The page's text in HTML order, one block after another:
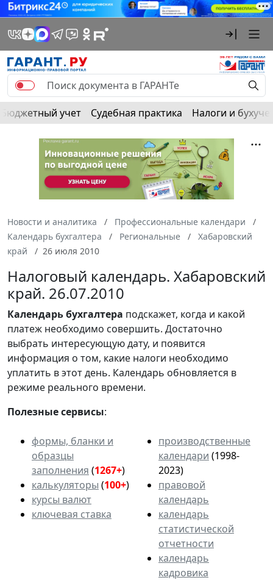
Бюджетный учет Судебная практика Налоги и
Новости и аналитика
Профессиональные календари
Календарь бухгалтера
Региональные
Хабаровский
край
26 июля 2010
Налоговый календарь. Хабаровский
край. 26.07.2010
Календарьбухгалтера подскажет, когда и какой
платеж необходимо совершить. Достаточно
выбрать интересующую дату, и появится
информация о том, какие налоги необходимо
уплатить в этот день. Календарь обновляется в
режиме реального времени.
Полезные сервисы:
формы, бланки и
образцы
заполнения (1267+)
калькуляторы (100+)
курсы валют
ключевая ставка
производственные
календари (1998-
2023)
правовой
календарь
календарь
статистической
отчетности
календарь
кадровика